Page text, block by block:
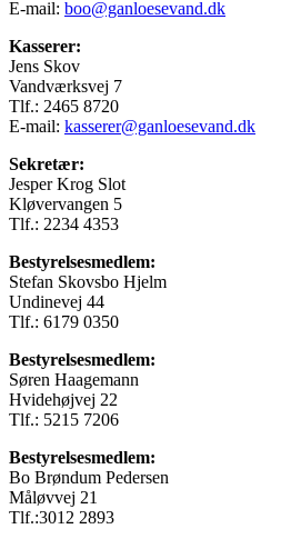
E-mail: boo@ganloesevand.dk
Kasserer:
Jens Skov
Vandværksvej 7
Tlf.: 2465 8720
E-mail: kasserer@ganloesevand.dk
Sekretær:
Jesper Krog Slot
Kløvervangen 5
Tlf.: 2234 4353
Bestyrelsesmedlem:
Stefan Skovsbo Hjelm
Undinevej 44
Tlf.: 6179 0350
Bestyrelsesmedlem:
Søren Haagemann
Hvidehøjvej 22
Tlf.: 5215 7206
Bestyrelsesmedlem:
Bo Brøndum Pedersen
Måløvvej 21
Tlf.:3012 2893